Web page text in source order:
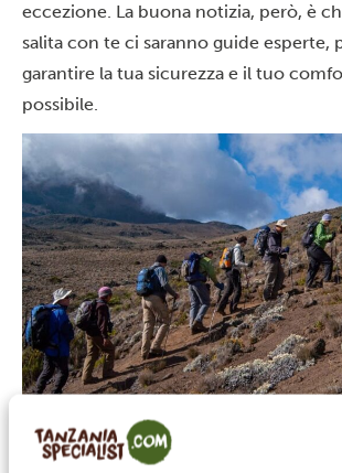
eccezione. La buona notizia, però, è
salita con te ci saranno guide esperte,
garantire la tua sicurezza e il tuo
possibile.
Condizioni fisiche e mentali